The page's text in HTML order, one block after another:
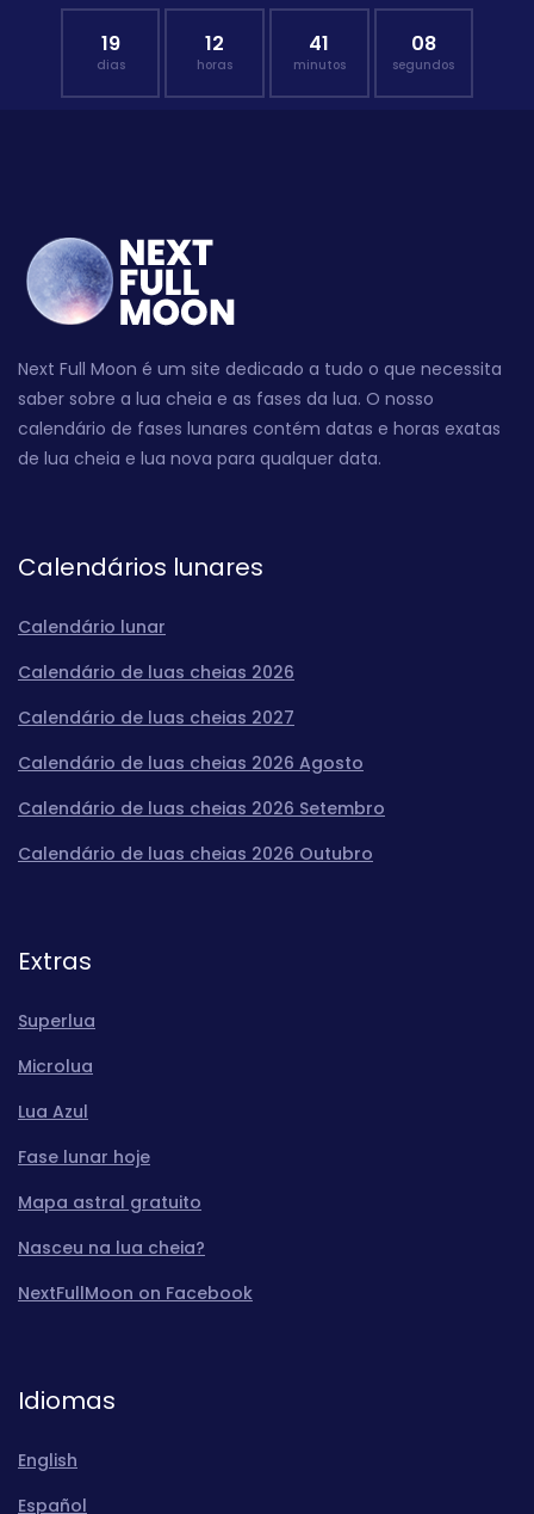
19
dias
12
horas
41
minutos
07
segundos
Next Full Moon é um site dedicado a tudo o que necessita
saber sobre a lua cheia e as fases da lua. O nosso
calendário de fases lunares contém datas e horas exatas
de lua cheia e lua nova para qualquer data.
Calendários lunares
Calendário lunar
Calendário de luas cheias 2026
Calendário de luas cheias 2027
Calendário de luas cheias 2026 Agosto
Calendário de luas cheias 2026 Setembro
Calendário de luas cheias 2026 Outubro
Extras
Superlua
Microlua
Lua Azul
Fase lunar hoje
Mapa astral gratuito
Nasceu na lua cheia?
NextFullMoon on Facebook
Idiomas
English
Español